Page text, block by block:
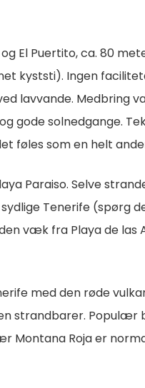
El Puertito, ca. 80
kyststi). Ingen
lavvande. Medbring
gode solnedgange.
føles som en helt
Paraiso. Selve
Tenerife (spørg
væk fra Playa de las
med den røde
strandbarer. Populær
Montana Roja er